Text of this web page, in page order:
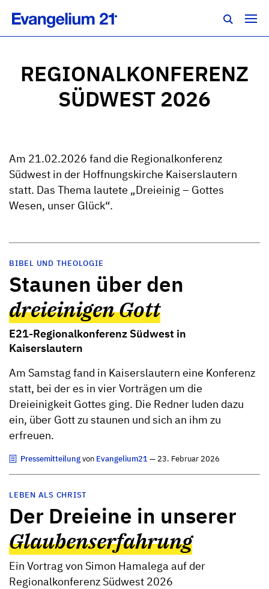
REGIONALKONFERENZ
SÜDWEST 2026
Am 21.02.2026 fand die Regionalkonferenz
Südwest in der Hoffnungskirche Kaiserslautern
statt. Das Thema lautete „Dreieinig – Gottes
Wesen, unser Glück“.
BIBEL UND THEOLOGIE
Staunen über den
dreieinigen Gott
E21-Regionalkonferenz Südwest in
Kaiserslautern
Am Samstag fand in Kaiserslautern eine Konferenz
statt, bei der es in vier Vorträgen um die
Dreieinigkeit Gottes ging. Die Redner luden dazu
ein, über Gott zu staunen und sich an ihm zu
erfreuen.
Pressemitteilungvon Evangelium21— 23. Februar 2026
LEBEN ALS CHRIST
Der Dreieine in unserer
Glaubenserfahrung
Ein Vortrag von Simon Hamalega auf der
Regionalkonferenz Südwest 2026